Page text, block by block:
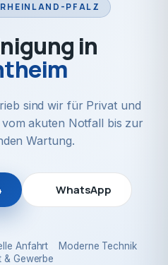
PFALZ
in
sind wir für Privat und
akuten Notfall bis zur
Wartung.
WhatsApp
Anfahrt
Moderne Technik
& Gewerbe